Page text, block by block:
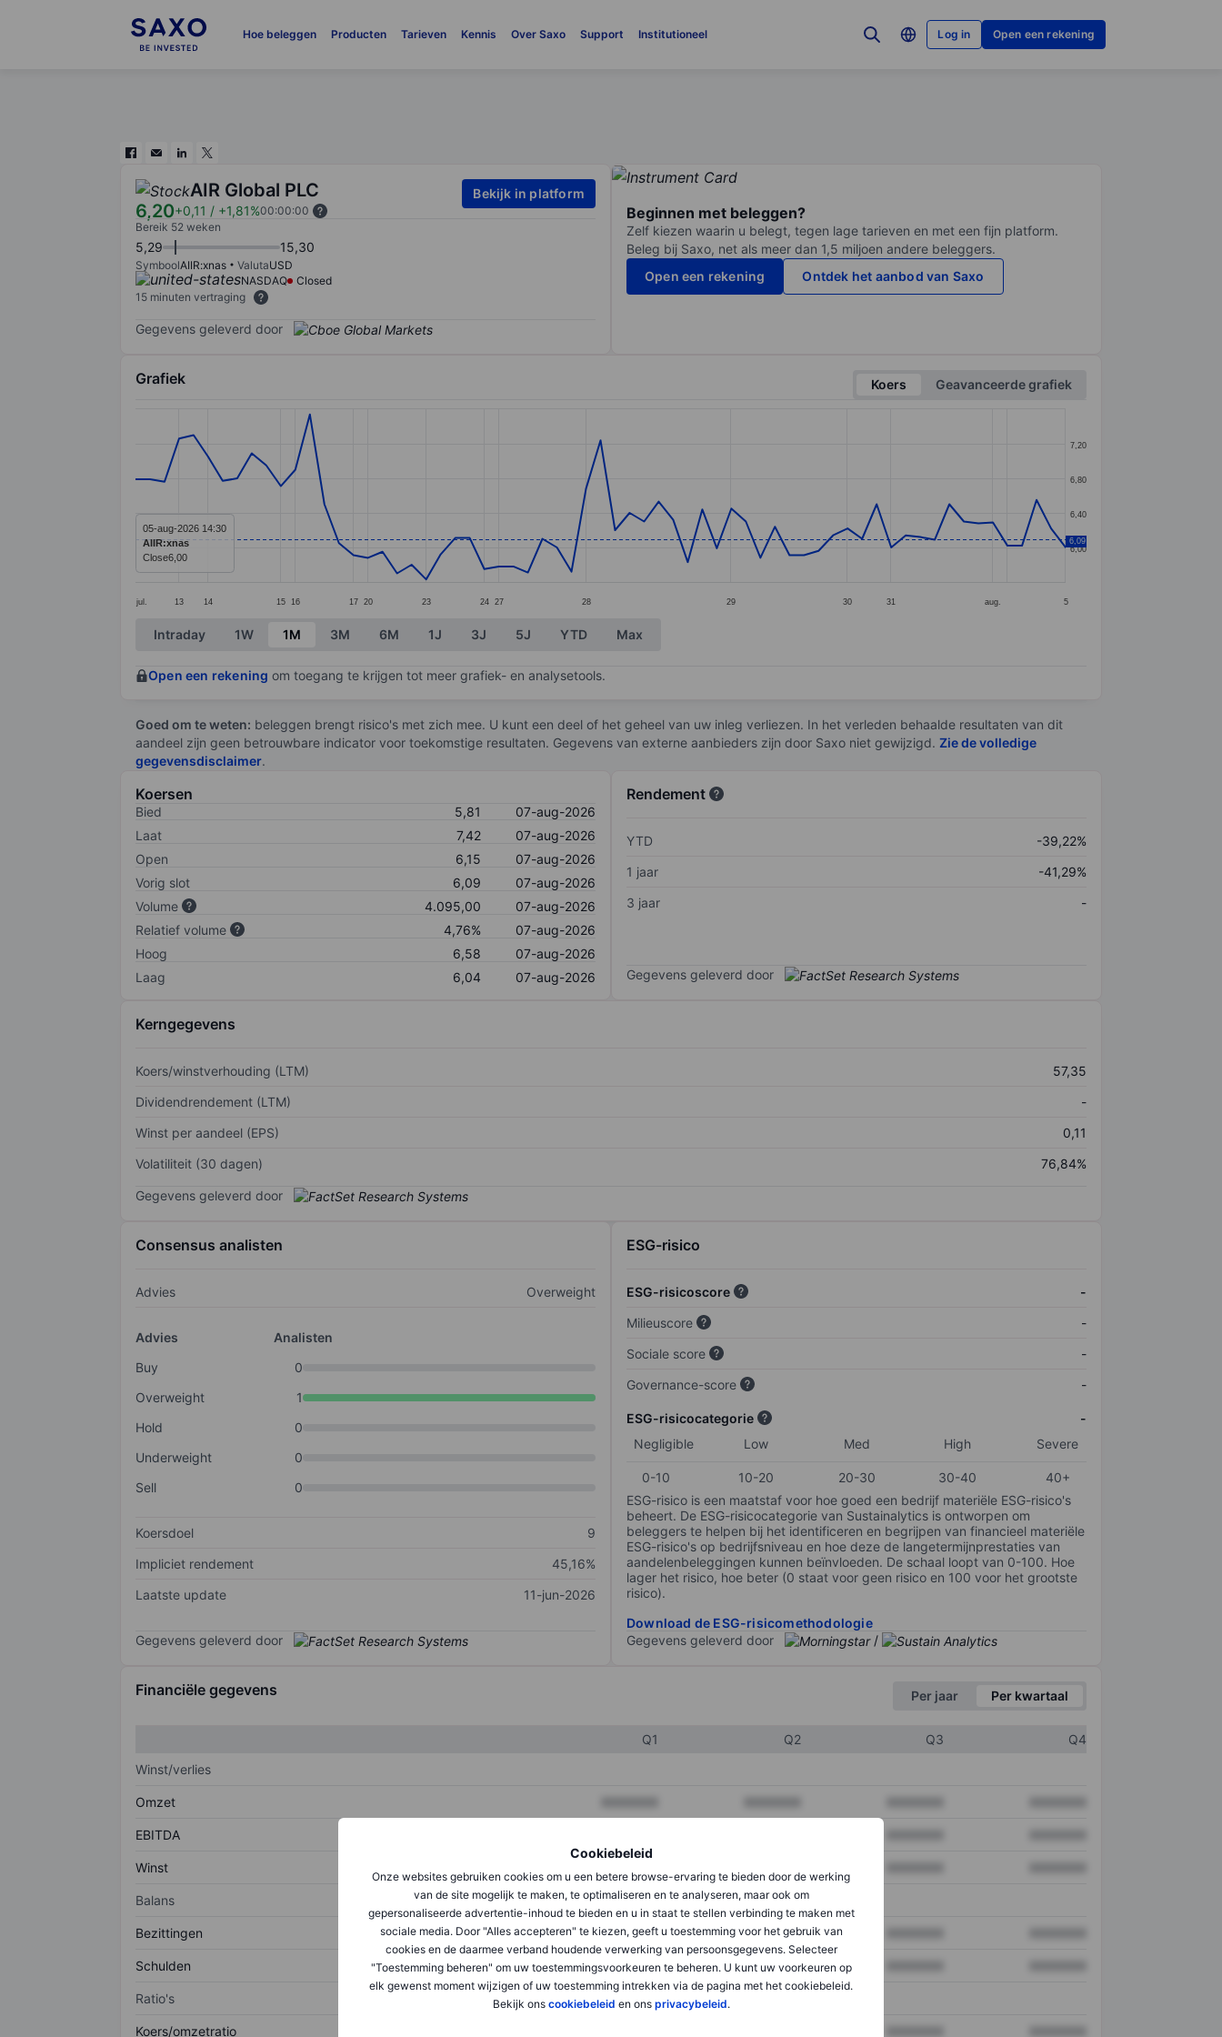
Hoe beleggen Producten Tarieven Kennis Over Saxo Support Institutioneel Log in Open een rekening
Cookiebeleid
Onze websites gebruiken cookies om u een betere browse-ervaring te bieden door de werking
van de site mogelijk te maken, te optimaliseren en te analyseren, maar ook om
gepersonaliseerde advertentie-inhoud te bieden en u in staat te stellen verbinding te maken met
sociale media. Door "Alles accepteren" te kiezen, geeft u toestemming voor het gebruik van
cookies en de daarmee verband houdende verwerking van persoonsgegevens. Selecteer
"Toestemming beheren" om uw toestemmingsvoorkeuren te beheren. U kunt uw voorkeuren op
elk gewenst moment wijzigen of uw toestemming intrekken via de pagina met het cookiebeleid.
Bekijk ons cookiebeleid en ons privacybeleid.
AIR Global PLC
6,20+0,11 / +1,81%00:00:00
Bekijk in platform
Bereik 52 weken
5,29 15,30
SymboolAIIR:xnas ValutaUSD
NASDAQ
Closed
15 minuten vertraging
Gegevens geleverd door
Beginnen met beleggen?
Zelf kiezen waarin u belegt, tegen lage tarieven en met een fijn platform.
Beleg bij Saxo, net als meer dan 1,5 miljoen andere beleggers.
Open een rekening
Ontdek het aanbod van Saxo
Grafiek Koers
Geavanceerde grafiek
Line chart with 65 data points.
The chart has 1 X axis displaying categories.
The chart has 1 Y axis displaying values. Data ranges from 5.63 to 7.54.
jul. 13 14 15 16 17 20 23 24 27 28 29 30 31 aug. 5
6,00
6,40
6,80
7,20
6,09
05-aug-2026 14:30
AIIR:xnas
Close6,00
End of interactive chart.
Intraday 1W 1M 3M 6M 1J 3J 5J YTD Max
Open een rekening om toegang te krijgen tot meer grafiek- en analysetools.
Goed om te weten: beleggen brengt risico's met zich mee. U kunt een deel of het geheel van uw inleg verliezen. In het verleden behaalde resultaten van dit
aandeel zijn geen betrouwbare indicator voor toekomstige resultaten. Gegevens van externe aanbieders zijn door Saxo niet gewijzigd. Zie de volledige
gegevensdisclaimer.
Koersen
Bied 5,81
07-aug-2026
Laat
7,42
07-aug-2026
Open
6,15
07-aug-2026
Vorig slot
6,09
07-aug-2026
Volume
4.095,00
07-aug-2026
Relatief volume
4,76%
07-aug-2026
Hoog
6,58
07-aug-2026
Laag
6,04 07-aug-2026
Rendement
YTD
-39,22%
1 jaar
-41,29%
3 jaar
-
Gegevens geleverd door
Kerngegevens
Koers/winstverhouding (LTM)
57,35
Dividendrendement (LTM)
-
Winst per aandeel (EPS)
0,11
Volatiliteit (30 dagen)
76,84%
Gegevens geleverd door
Consensus analisten
Advies Overweight
Advies
Analisten
Buy
0
Overweight
1
Hold
0
Underweight
0
Sell
0
Koersdoel
9
Impliciet rendement
45,16%
Laatste update
11-jun-2026
Gegevens geleverd door
ESG-risico
ESG-risicoscore
-
Milieuscore
-
Sociale score
-
Governance-score
-
ESG-risicocategorie
-
Negligible
Low Med High Severe
0-10 10-20 20-30 30-40
40+
ESG-risico is een maatstaf voor hoe goed een bedrijf materiële ESG-risico's
beheert. De ESG-risicocategorie van Sustainalytics is ontworpen om
beleggers te helpen bij het identificeren en begrijpen van financieel materiële
ESG-risico's op bedrijfsniveau en hoe deze de langetermijnprestaties van
aandelenbeleggingen kunnen beïnvloeden. De schaal loopt van 0-100. Hoe
lager het risico, hoe beter (0 staat voor geen risico en 100 voor het grootste
risico).
Download de ESG-risicomethodologie
Gegevens geleverd door
/
Financiële gegevens Per jaar Per kwartaal
Q1 Q2 Q3
Q4
Winst/verlies
Omzet
EBITDA
Winst
Balans
Bezittingen XXXXXXX XXXXXXX
Schulden XXXXXXX XXXXXXX
Ratio's
Koers/omzetratio